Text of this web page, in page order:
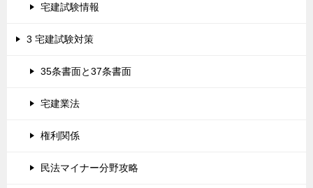
宅建試験情報
3 宅建試験対策
35条書面と37条書面
宅建業法
権利関係
民法マイナー分野攻略